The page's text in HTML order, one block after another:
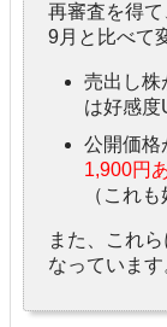
再審査を得て
9月と比べて
売出し株
は好感度
公開価格
1,900円
（これ
また、これ
なっています